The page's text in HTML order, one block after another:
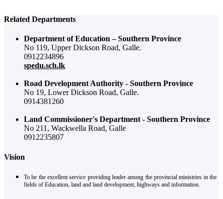
Related Departments
Department of Education – Southern Province
No 119, Upper Dickson Road, Galle.
0912234896
spedu.sch.lk
Road Development Authority - Southern Province
No 19, Lower Dickson Road, Galle.
0914381260
Land Commissioner's Department - Southern Province
No 211, Wackwella Road, Galle
0912235807
Vision
To be the excellent service providing leader among the provincial ministries in the
fields of Education, land and land development, highways and information.